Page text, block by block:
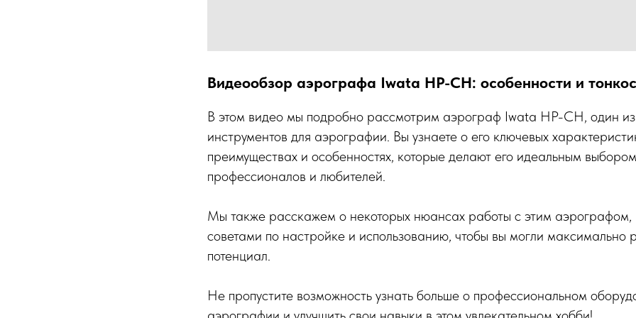
Видеообзор аэрографа Iwata HP-CH: особенности и
В этом видео мы подробно рассмотрим аэрограф Iwata HP-CH, один
инструментов для аэрографии. Вы узнаете о его ключевых
преимуществах и особенностях, которые делают его идеальным
профессионалов и любителей.
Мы также расскажем о некоторых нюансах работы с этим аэрографом,
советами по настройке и использованию, чтобы вы могли максимально
потенциал.
Не пропустите возможность узнать больше о профессиональном